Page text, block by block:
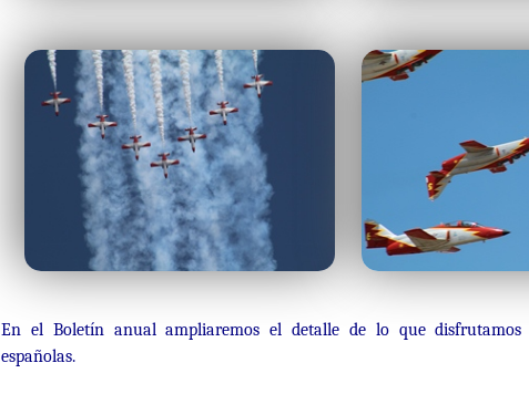
En el Boletín anual ampliaremos el detalle de lo que
españolas.